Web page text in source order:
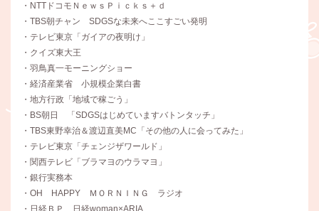
・NTTドコモＮｅｗｓＰｉｃｋｓ＋ｄ
・TBS朝チャン SDGSな未来へここすごい発明
・テレビ東京「ガイアの夜明け」
・クイズ東大王
・羽鳥真一モーニングショー
・経済産業省 小規模企業白書
・地方行政「地域で稼ごう」
・BS朝日 「SDGSはじめていますバトンタッチ」
・TBS東野幸治＆渡辺直美MC「その他の人に会ってみた」
・テレビ東京「チェンジザワールド」
・関西テレビ「ブラマヨのウラマヨ」
・銀行実務本
・OH HAPPY ＭＯＲＮＩＮＧ ラジオ
・日経ＢＰ 日経woman×ARIA